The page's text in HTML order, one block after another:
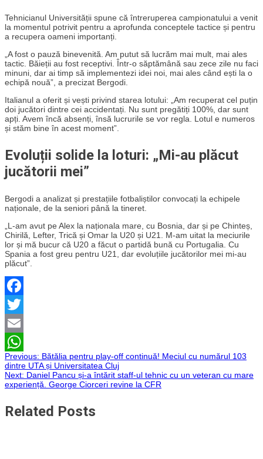
Tehnicianul Universității spune că întreruperea campionatului a venit
la momentul potrivit pentru a aprofunda conceptele tactice și pentru
a recupera oameni importanți.
„A fost o pauză binevenită. Am putut să lucrăm mai mult, mai ales
tactic. Băieții au fost receptivi. Într-o săptămână sau zece zile nu faci
minuni, dar ai timp să implementezi idei noi, mai ales când ești la o
echipă nouă”, a precizat Bergodi.
Italianul a oferit și vești privind starea lotului: „Am recuperat cel puțin
doi jucători dintre cei accidentați. Nu sunt pregătiți 100%, dar sunt
apți. Avem încă absenți, însă lucrurile se vor regla. Lotul e numeros
și stăm bine în acest moment”.
Evoluții solide la loturi: „Mi-au plăcut
jucătorii mei”
Bergodi a analizat și prestațiile fotbaliștilor convocați la echipele
naționale, de la seniori până la tineret.
„L-am avut pe Alex la naționala mare, cu Bosnia, dar și pe Chinteș,
Chirilă, Lefter, Trică și Omar la U20 și U21. M-am uitat la meciurile
lor și mă bucur că U20 a făcut o partidă bună cu Portugalia. Cu
Spania a fost greu pentru U21, dar evoluțiile jucătorilor mei mi-au
plăcut”.
Facebook
Twitter
Email
WhatsApp
Navigare
în
articole
Previous: Bătălia pentru play-off continuă! Meciul cu numărul 103
dintre UTA și Universitatea Cluj
Next: Daniel Pancu și-a întărit staff-ul tehnic cu un veteran cu mare
experiență. George Ciorceri revine la CFR
Related Posts